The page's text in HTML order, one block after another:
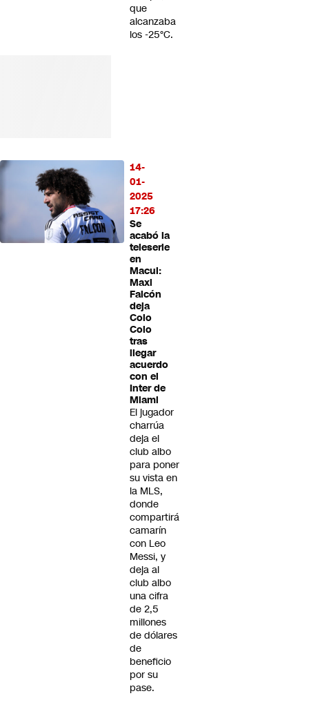
que
alcanzaba
los -25°C.
14-
01-
2025
17:26
Se
acabó la
teleserie
en
Macul:
Maxi
Falcón
deja
Colo
Colo
tras
llegar
acuerdo
con el
Inter de
Miami
El jugador
charrúa
deja el
club albo
para poner
su vista en
la MLS,
donde
compartirá
camarín
con Leo
Messi, y
deja al
club albo
una cifra
de 2,5
millones
de dólares
de
beneficio
por su
pase.